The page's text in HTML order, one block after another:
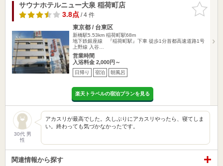
お気に入
りに追加
サウナホテルニュー大泉 稲荷町店
3.8点/ 4 件
東京都 / 台東区
新橋駅5.53km 稲荷町駅68m
地下鉄銀座線 『稲荷町駅』下車 徒歩1分首都高速道路1号
上野線 入谷…
営業時間
入浴料金 2,000円～
日帰り 宿泊 朝風呂
楽天トラベルの宿泊プランを見る
30代 男
性
アカスリが最高でした。久しぶりにアカスリやったら、寝てしま
い。終わっても気づかなかったです。
関連情報から探す